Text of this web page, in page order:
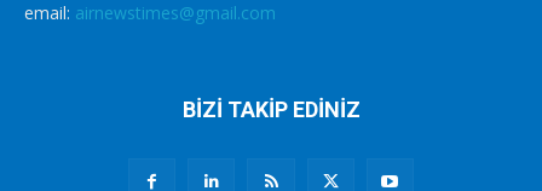
email: airnewstimes@gmail.com
BİZİ TAKİP EDİNİZ